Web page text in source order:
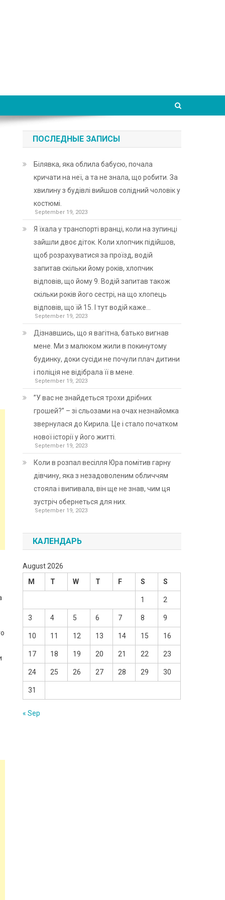
ПОСЛЕДНЫЕ ЗАПИСЫ
Білявка, яка облила бабусю, почала
кричати на неї, а та не знала, що робити. За
хвилину з будівлі вийшов солідний чоловік у
костюмі.
September 19, 2023
Я їхала у транспорті вранці, коли на зупинці
зайшли двоє діток. Коли хлопчик підійшов,
щоб розрахуватися за проїзд, водій
запитав скільки йому років, хлопчик
відповів, що йому 9. Водій запитав також
скільки років його сестрі, на що хлопець
відповів, що їй 15. І тут водій каже…
September 19, 2023
Дізнавшись, що я вагітна, батько вигнав
мене. Ми з малюком жили в покинутому
будинку, доки сусіди не почули плач дитини
і поліція не відібрала її в мене.
September 19, 2023
”У вас не знайдеться трохи дрібних
грошей?” – зі сльозами на очах незнайомка
звернулася до Кирила. Це і стало початком
нової історії у його житті.
September 19, 2023
Коли в розпал весілля Юра помітив гарну
дівчину, яка з незадоволеним обличчям
стояла і випивала, він ще не знав, чим ця
зустріч обернеться для них.
September 19, 2023
КАЛЕНДАРЬ
August 2026
M
T W T F S S
1 2
3 4 5 6 7 8 9
10 11 12 13 14 15 16
17 18 19 20 21 22 23
24 25 26 27 28 29 30
31
« Sep